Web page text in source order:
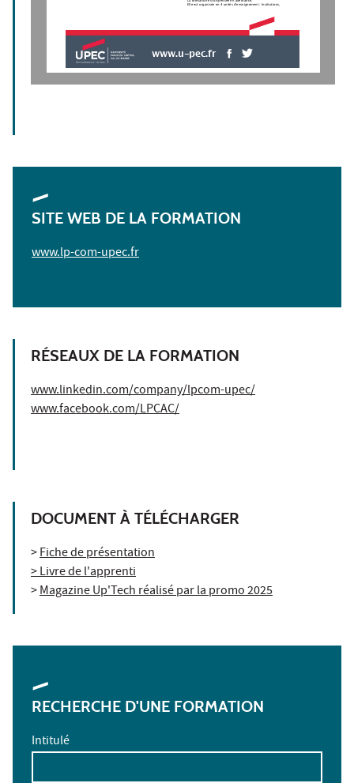
Elle est organisée en 4 unités d'enseignement : Institutions,
www.u-pec.fr
SITE WEB DE LA FORMATION
www.lp-com-upec.fr
RÉSEAUX DE LA FORMATION
www.linkedin.com/company/lpcom-upec/
www.facebook.com/LPCAC/
DOCUMENT À TÉLÉCHARGER
>Fiche de présentation
> Livre de l'apprenti
>Magazine Up'Tech réalisé par la promo 2025
RECHERCHE D'UNE FORMATION
Intitulé